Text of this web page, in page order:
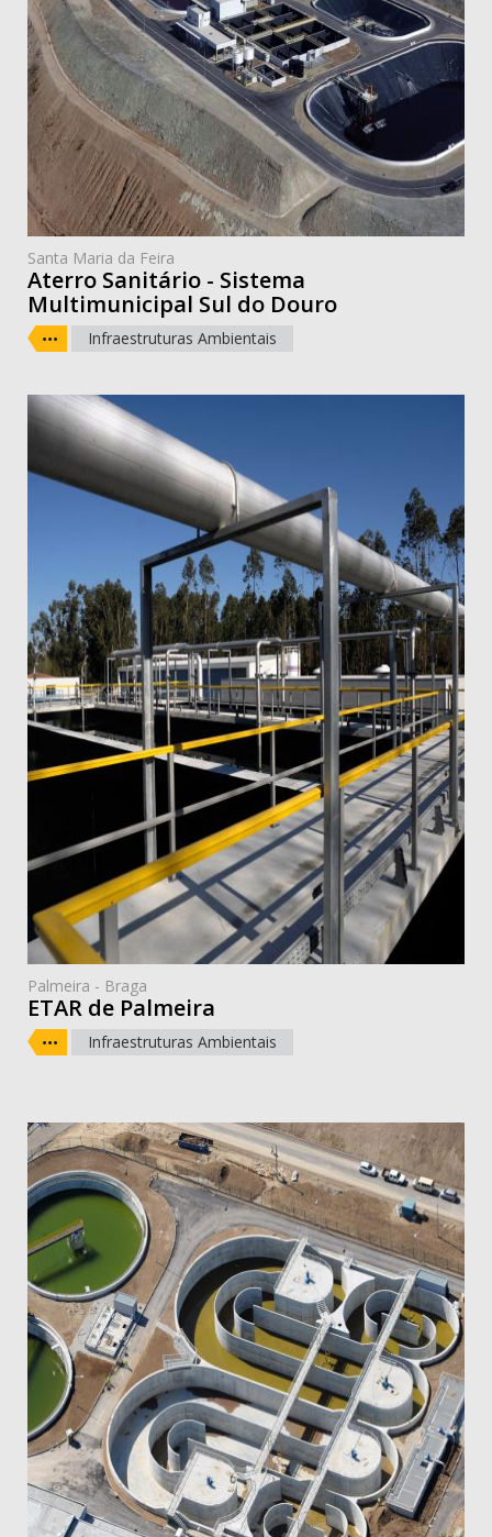
Santa Maria da Feira
Aterro Sanitário - Sistema
Multimunicipal Sul do Douro
Infraestruturas Ambientais
Palmeira - Braga
ETAR de Palmeira
Infraestruturas Ambientais